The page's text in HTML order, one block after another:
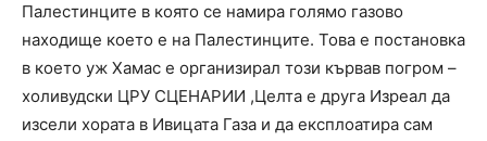
Палестинците в която се намира голямо газово
находище което е на Палестинците. Това е постановка
в което уж Хамас е организирал този кървав погром –
холивудски ЦРУ СЦЕНАРИИ ,Целта е друга Изреал да
изсели хората в Ивицата Газа и да експлоатира сам